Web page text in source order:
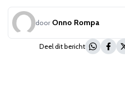
door Onno Rompa
Deel dit bericht